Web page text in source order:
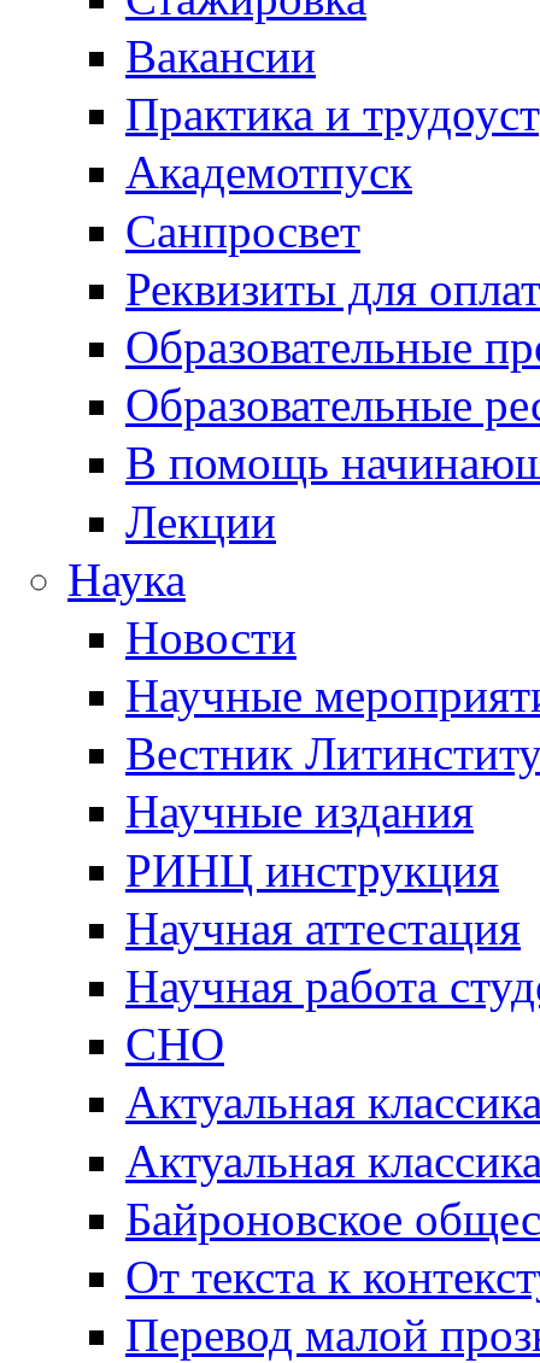
Вакансии
Практика и
Академотпуск
Санпросвет
Реквизиты для
Образовательные
Образовательные
В помощь
Лекции
Наука
Новости
Научные
Вестник
Научные издания
РИНЦ инструкция
Научная аттестация
Научная работа
СНО
Актуальная
Актуальная
Байроновское
От текста к
Перевод малой